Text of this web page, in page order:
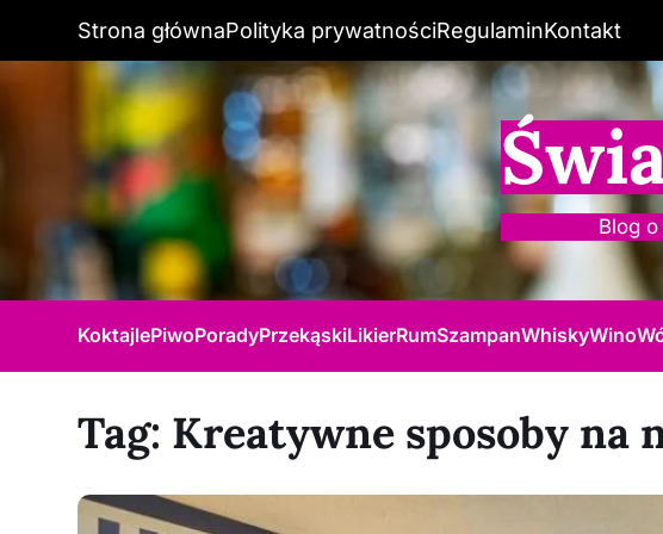
Strona głównaPolityka prywatnościRegulaminKontakt
Blog
KoktajlePiwoPoradyPrzekąskiLikierRumSzampanWhiskyWino
Tag: Kreatywne sposoby na